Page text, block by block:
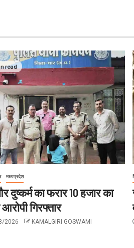
read
मध्यप्रदेश
दुष्कर्म का फरार 10 हजार का
आरोपी गिरफ्तार
2026 KAMALGIRI GOSWAMI